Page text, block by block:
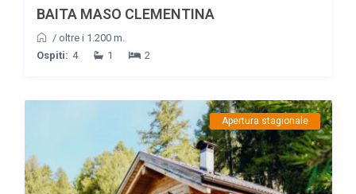
BAITA MASO CLEMENTINA
/ oltre i 1.200 m.
Ospiti: 4 1 2
Apertura stagionale